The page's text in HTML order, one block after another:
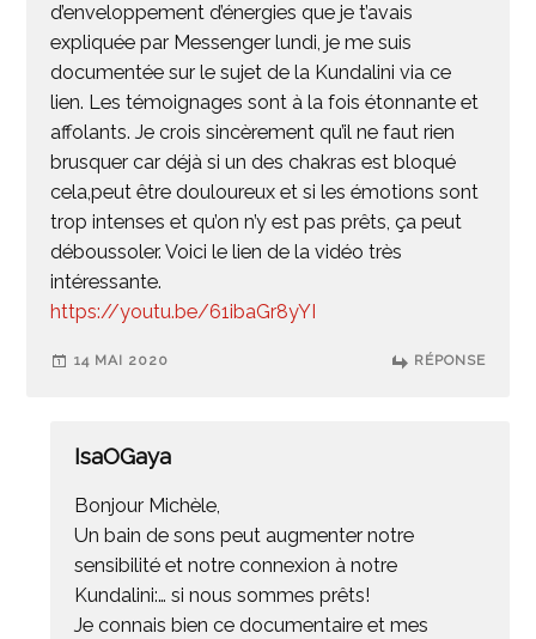
d’enveloppement d’énergies que je t’avais
expliquée par Messenger lundi, je me suis
documentée sur le sujet de la Kundalini via ce
lien. Les témoignages sont à la fois étonnante et
affolants. Je crois sincèrement qu’il ne faut rien
brusquer car déjà si un des chakras est bloqué
cela,peut être douloureux et si les émotions sont
trop intenses et qu’on n’y est pas prêts, ça peut
déboussoler. Voici le lien de la vidéo très
intéressante.
https://youtu.be/61ibaGr8yYI
14 MAI 2020 RÉPONSE
IsaOGaya
Bonjour Michèle,
Un bain de sons peut augmenter notre
sensibilité et notre connexion à notre
Kundalini:… si nous sommes prêts!
Je connais bien ce documentaire et mes